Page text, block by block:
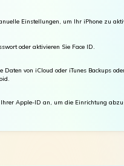
Einstellungen, um Ihr iPhone zu
oder aktivieren Sie Face ID.
Daten von iCloud oder iTunes Backups
Apple-ID an, um die Einrichtung